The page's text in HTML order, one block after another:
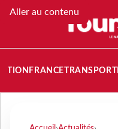
Aller au contenu
FRANCETRANSPORT